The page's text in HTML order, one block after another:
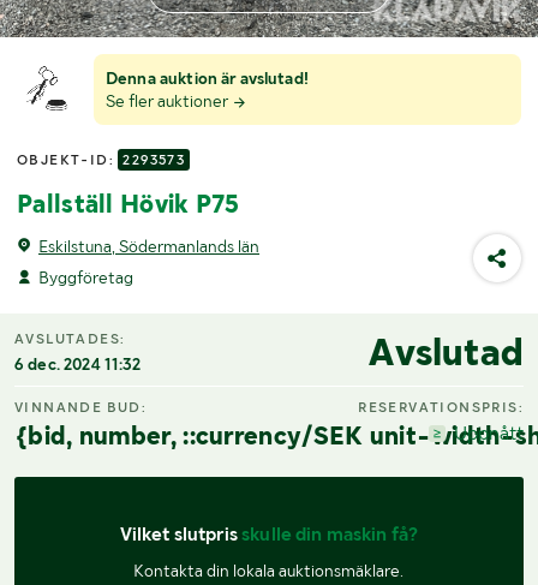
Denna auktion är avslutad!
Se fler auktioner
OBJEKT-ID: 2293573
Pallställ Hövik P75
Eskilstuna, Södermanlands län
Byggföretag
AVSLUTADES:
6 dec. 2024 11:32 Avslutad
VINNANDE BUD:
{bid, number, ::currency/SEK unit-width-
RESERVATIONSPRIS:
Uppnått
Vilket slutpris skulle din maskin få?
Kontakta din lokala auktionsmäklare.